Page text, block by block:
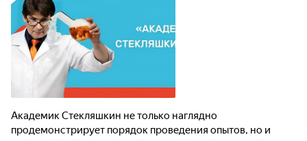
Академик Стекляшкин не только наглядно
продемонстрирует порядок проведения опытов, но и